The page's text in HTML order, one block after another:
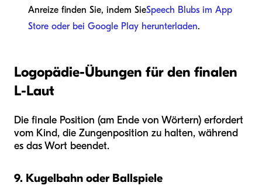
Anreize finden Sie, indem SieSpeech Blubs im App
Store oder bei Google Play herunterladen.
Logopädie-Übungen für den finalen
L-Laut
Die finale Position (am Ende von Wörtern) erfordert
vom Kind, die Zungenposition zu halten, während
es das Wort beendet.
9. Kugelbahn oder Ballspiele